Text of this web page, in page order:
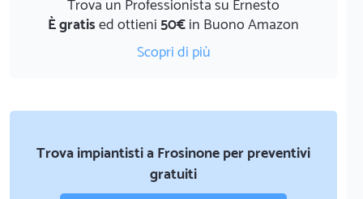
Trova un Professionista su Ernesto
È gratised ottieni50€in Buono Amazon
Scopri di più
Trova impiantisti a Frosinone per preventivi
gratuiti